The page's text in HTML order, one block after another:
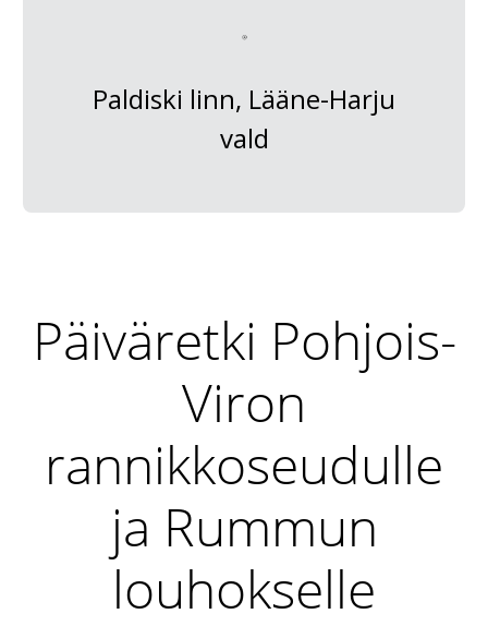
Paldiski linn, Lääne-Harju
vald
Päiväretki Pohjois-
Viron
rannikkoseudulle
ja Rummun
louhokselle